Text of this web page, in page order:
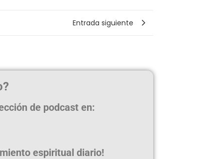
Entrada siguiente
de podcast en:
espiritual diario!